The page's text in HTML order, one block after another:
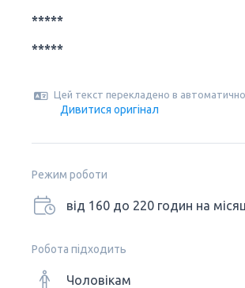
*****
*****
Цей текст перекладено в
Дивитися оригінал
Режим роботи
від 160 до 220 годин на
Робота підходить
Чоловікам